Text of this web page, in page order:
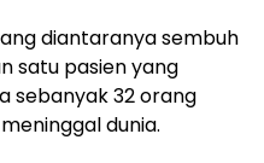
diantaranya sembuh
satu pasien yang
sebanyak 32 orang
dunia.